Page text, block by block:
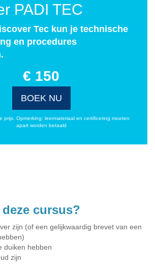
PADI TEC
Tec kun je technische
en procedures
€ 150
BOEK NU
prijs. Opmerking: leermateriaal en certificering moeten
apart worden betaald
cursus?
zijn (of een gelijkwaardig brevet van een
duiken hebben
zijn